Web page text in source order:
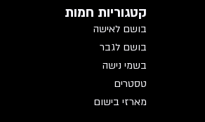
קטגוריות חמות
בושם לאישה
בושם לגבר
בשמי נישה
טסטרים
מארזי בישום